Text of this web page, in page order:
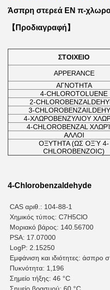
Άσπρη στερεά EN π-χλωρο
【Προδιαγραφή】
ΣΤΟΙΧΕΙΟ
APPERANCE
ΑΓΝΟΤΗΤΑ
4-CHLOROTOLUENE
2-
3-
4-ΧΛΩΡΟΒΕΝΖΥΛΙΟΥ
4-CHLOROBENZAL
ΑΛΛΟΙ
ΟΞΥΤΗΤΑ (ΩΣ ΟΞΎ 4-
CHLOROBENZOIC)
4-Chlorobenzaldehyde
CAS αριθ.: 104-88-1
Χημικός τύπος: C7H5ClO
Μοριακό βάρος: 140.56700
PSA: 17.07000
LogP: 2.15250
Εμφάνιση και ιδιότητες: άσπρο
Πυκνότητα: 1,196
Σημείο τήξης: 46 °C